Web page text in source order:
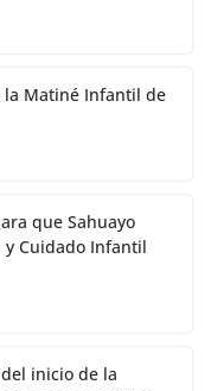
la Matiné Infantil de
que Sahuayo
y Cuidado Infantil
inicio de la